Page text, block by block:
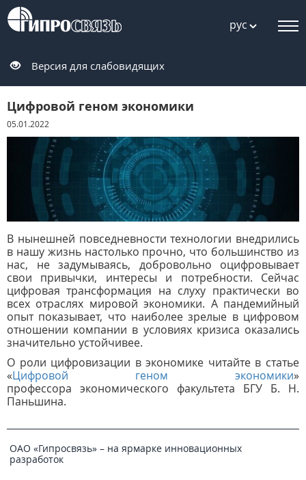
рус
Версия для слабовидящих
Цифровой геном экономики
05.01.2022
В нынешней повседневности технологии внедрились
в нашу жизнь настолько прочно, что большинство из
нас, не задумываясь, добровольно оцифровывает
свои привычки, интересы и потребности. Сейчас
цифровая трансформация на слуху практически во
всех отраслях мировой экономики. А пандемийный
опыт показывает, что наиболее зрелые в цифровом
отношении компании в условиях кризиса оказались
значительно устойчивее.
О роли цифровизации в экономике читайте в статье
«Цифровой геном экономики»
профессора экономического факультета БГУ Б. Н.
Паньшина.
ОАО «Гипросвязь» – на ярмарке инновационных
разработок